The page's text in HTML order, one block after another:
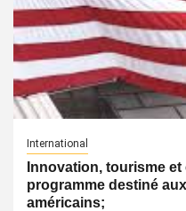
International
Innovation, tourisme
programme destiné
américains;